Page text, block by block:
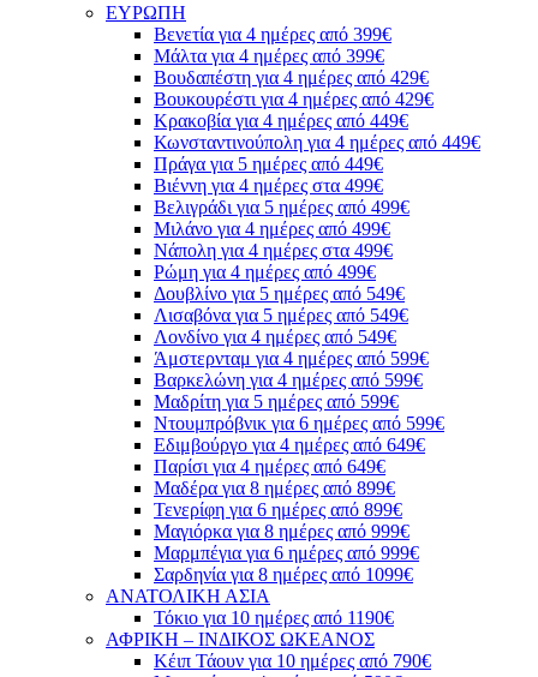
ΕΥΡΩΠΗ
Βενετία για 4 ημέρες από 399€
Μάλτα για 4 ημέρες από 399€
Βουδαπέστη για 4 ημέρες από 429€
Βουκουρέστι για 4 ημέρες από 429€
Κρακοβία για 4 ημέρες από 449€
Κωνσταντινούπολη για 4 ημέρες από 449€
Πράγα για 5 ημέρες από 449€
Βιέννη για 4 ημέρες στα 499€
Βελιγράδι για 5 ημέρες από 499€
Μιλάνο για 4 ημέρες από 499€
Νάπολη για 4 ημέρες στα 499€
Ρώμη για 4 ημέρες από 499€
Δουβλίνο για 5 ημέρες από 549€
Λισαβόνα για 5 ημέρες από 549€
Λονδίνο για 4 ημέρες από 549€
Άμστερνταμ για 4 ημέρες από 599€
Βαρκελώνη για 4 ημέρες από 599€
Μαδρίτη για 5 ημέρες από 599€
Ντουμπρόβνικ για 6 ημέρες από 599€
Εδιμβούργο για 4 ημέρες από 649€
Παρίσι για 4 ημέρες από 649€
Μαδέρα για 8 ημέρες από 899€
Τενερίφη για 6 ημέρες από 899€
Μαγιόρκα για 8 ημέρες από 999€
Μαρμπέγια για 6 ημέρες από 999€
Σαρδηνία για 8 ημέρες από 1099€
ΑΝΑΤΟΛΙΚΗ ΑΣΙΑ
Τόκιο για 10 ημέρες από 1190€
ΑΦΡΙΚΗ – ΙΝΔΙΚΟΣ ΩΚΕΑΝΟΣ
Κέιπ Τάουν για 10 ημέρες από 790€